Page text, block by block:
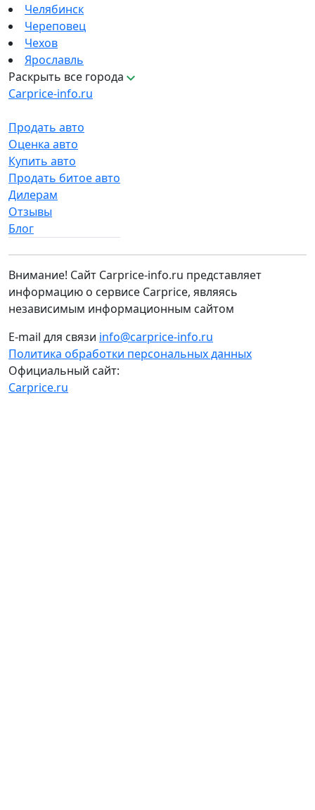
Челябинск
Череповец
Чехов
Ярославль
Раскрыть все города
Carprice-info.ru
Продать авто
Оценка авто
Купить авто
Продать битое авто
Дилерам
Отзывы
Блог
Внимание! Сайт Carprice-info.ru представляет
информацию о сервисе Carprice, являясь
независимым информационным сайтом
E-mail для связи info@carprice-info.ru
Политика обработки персональных данных
Официальный сайт:
Carprice.ru